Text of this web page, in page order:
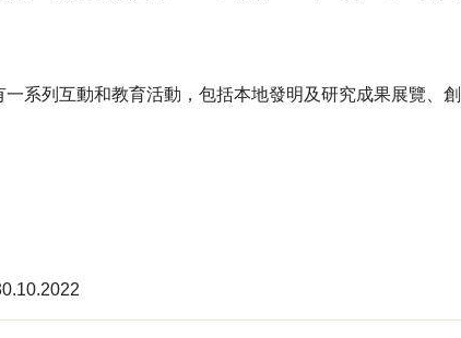
列互動和教育活動，包括本地發明及研究成果展覽、